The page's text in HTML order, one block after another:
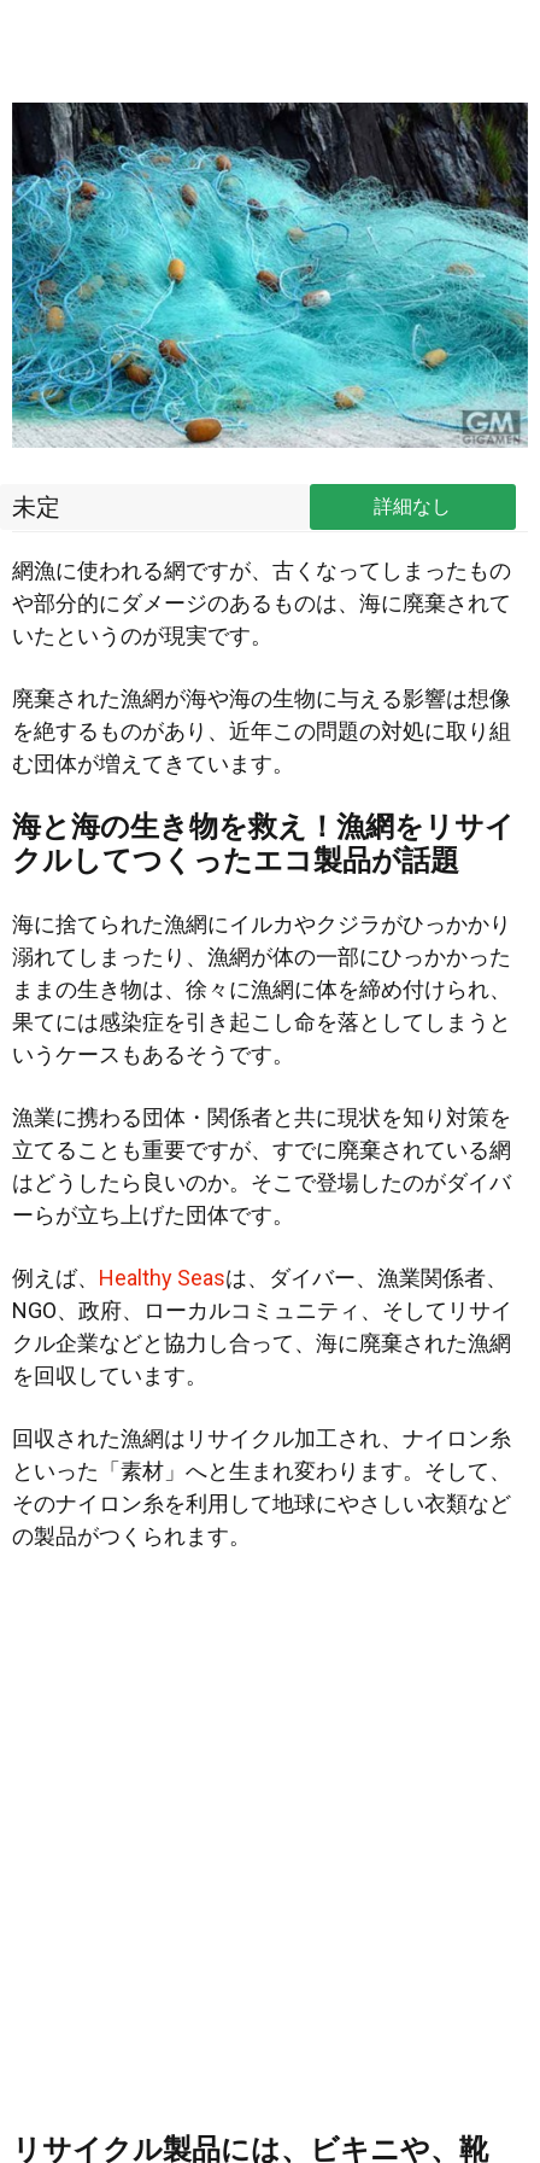
未定 詳細なし
網漁に使われる網ですが、古くなってしまったもの
や部分的にダメージのあるものは、海に廃棄されて
いたというのが現実です。
廃棄された漁網が海や海の生物に与える影響は想像
を絶するものがあり、近年この問題の対処に取り組
む団体が増えてきています。
海と海の生き物を救え！漁網をリサイ
クルしてつくったエコ製品が話題
海に捨てられた漁網にイルカやクジラがひっかかり
溺れてしまったり、漁網が体の一部にひっかかった
ままの生き物は、徐々に漁網に体を締め付けられ、
果てには感染症を引き起こし命を落としてしまうと
いうケースもあるそうです。
漁業に携わる団体・関係者と共に現状を知り対策を
立てることも重要ですが、すでに廃棄されている網
はどうしたら良いのか。そこで登場したのがダイバ
ーらが立ち上げた団体です。
例えば、 Healthy Seasは、ダイバー、漁業関係者、
NGO、政府、ローカルコミュニティ、そしてリサイ
クル企業などと協力し合って、海に廃棄された漁網
を回収しています。
回収された漁網はリサイクル加工され、ナイロン糸
といった「素材」へと生まれ変わります。そして、
そのナイロン糸を利用して地球にやさしい衣類など
の製品がつくられます。
リサイクル製品には、ビキニや、靴